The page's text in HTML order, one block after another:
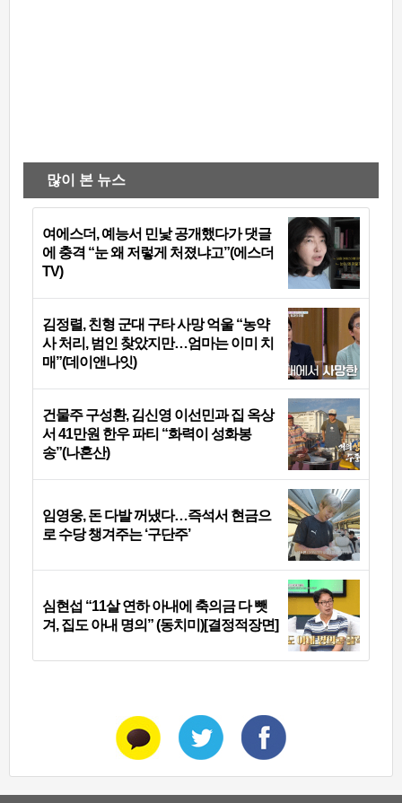
많이 본 뉴스
여에스더, 예능서 민낯 공개했다가 댓글
에 충격 “눈 왜 저렇게 처졌냐고”(에스더
TV)
김정렬, 친형 군대 구타 사망 억울 “농약
사 처리, 범인 찾았지만…엄마는 이미 치
매”(데이앤나잇)
건물주 구성환, 김신영 이선민과 집 옥상
서 41만원 한우 파티 “화력이 성화봉
송”(나혼산)
임영웅, 돈 다발 꺼냈다…즉석서 현금으
로 수당 챙겨주는 ‘구단주’
심현섭 “11살 연하 아내에 축의금 다 뺏
겨, 집도 아내 명의” (동치미)[결정적장면]